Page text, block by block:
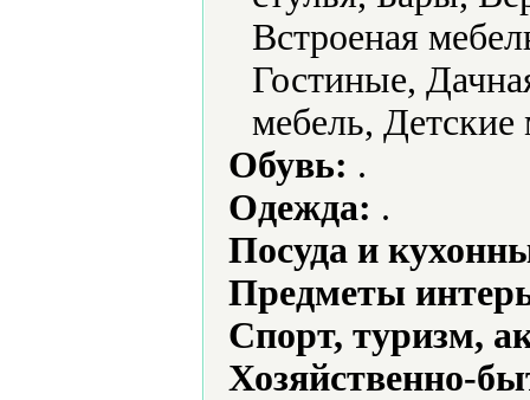
Встроеная
Гостиные,
мебель, Детские
Обувь: .
Одежда: .
Посуда и
Предметы
Спорт, туризм,
Хозяйственно-